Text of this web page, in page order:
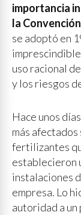
importancia
la
se adoptó en
uso racional
y los riesgos
Hace unos
más
fertilizantes
establecieron
instalaciones
empresa. Lo
autoridad a